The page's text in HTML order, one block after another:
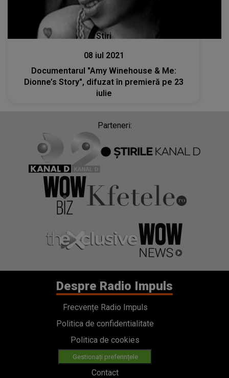
Stiri
08 iul 2021
Documentarul "Amy Winehouse & Me:
Dionne’s Story", difuzat în premieră pe 23
iulie
Parteneri:
Despre Radio Impuls
Frecvențe Radio Impuls
Politica de confidentialitate
Politica de cookies
Gestionați preferințele
Contact